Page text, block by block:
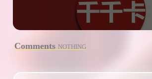
Comments NOTHING